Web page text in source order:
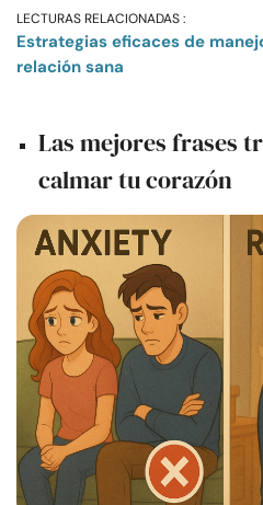
LECTURAS RELACIONADAS :
Estrategias eficaces de
relación sana
Las mejores frases
calmar tu corazón